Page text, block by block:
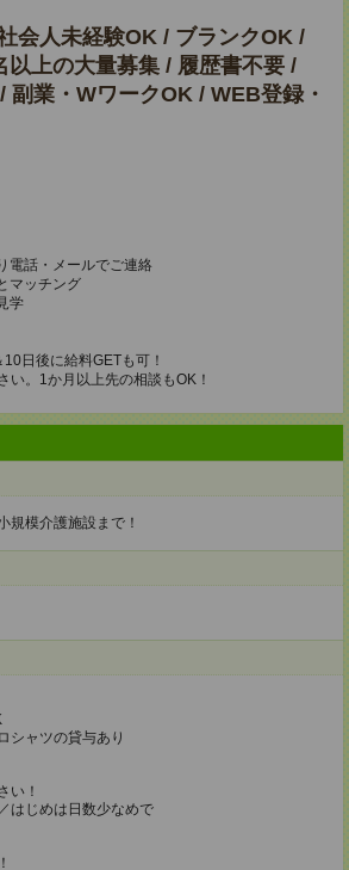
会人未経験OK / ブランクOK /
以上の大量募集 / 履歴書不要 /
副業・WワークOK / WEB登録・
電話・メールでご連絡
マッチング
学
日後に給料GETも可！
い。1か月以上先の相談もOK！
規模介護施設まで！
ャツの貸与あり
い！
じめは日数少なめで